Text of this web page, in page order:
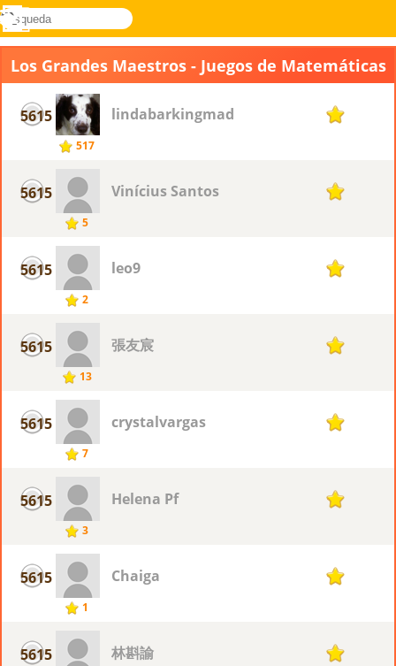
Novel
búsqueda
Acceder
Menú
Los Grandes Maestros - Juegos de Matemáticas
5615
517
lindabarkingmad 1
5615
5
Vinícius Santos 1
5615
2
leo9 1
5615
13
張友宸 1
5615
7
crystalvargas 1
5615
3
Helena Pf 1
5615
1
Chaiga 1
5615 林斟諭 1